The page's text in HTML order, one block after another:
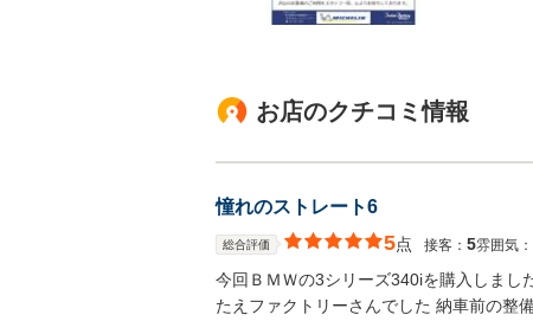
お店のクチコミ情報
憧れのストレート6
総合評価 5点 接客： 5雰囲気：
今回ＢＭＷの3シリーズ340iを購入しまし
たえファクトリーさんでした 納車前の整